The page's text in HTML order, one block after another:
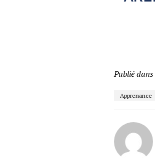
Publié dans
Apprenance